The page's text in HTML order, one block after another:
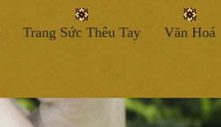
Trang Sức Thêu Tay Văn Hoá